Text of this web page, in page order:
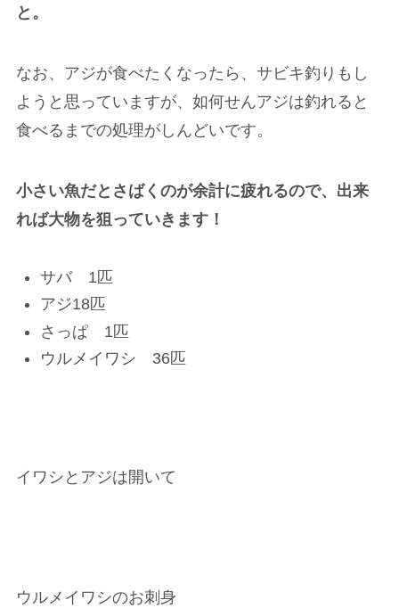
と。
なお、アジが食べたくなったら、サビキ釣りもし
ようと思っていますが、如何せんアジは釣れると
食べるまでの処理がしんどいです。
小さい魚だとさばくのが余計に疲れるので、出来
れば大物を狙っていきます！
サバ 1匹
アジ18匹
さっぱ 1匹
ウルメイワシ 36匹
イワシとアジは開いて
ウルメイワシのお刺身